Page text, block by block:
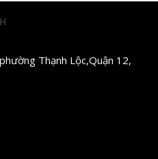
Thạnh Lộc,Quận 12,